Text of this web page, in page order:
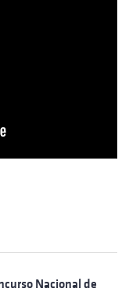
Nacional de